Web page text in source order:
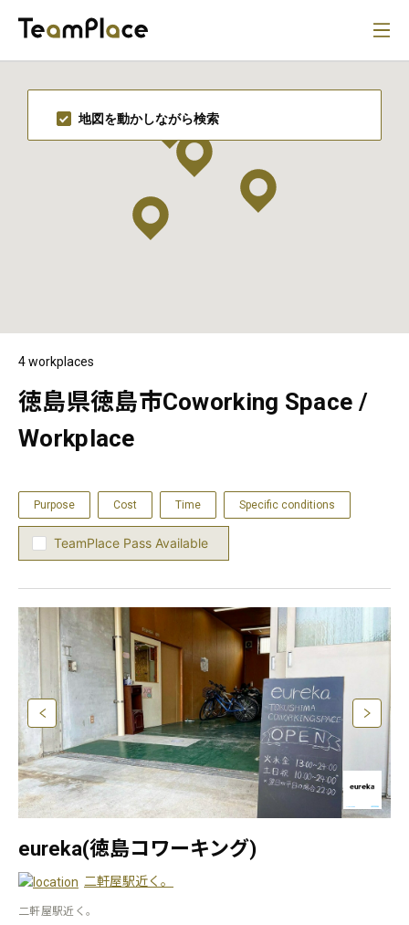
4 workplaces
徳島県徳島市Coworking Space /
Workplace
Purpose Cost Time Specific conditions
TeamPlace Pass Available
eureka(徳島コワーキング)
二軒屋駅近く。
二軒屋駅近く。
地図を動かしながら検索